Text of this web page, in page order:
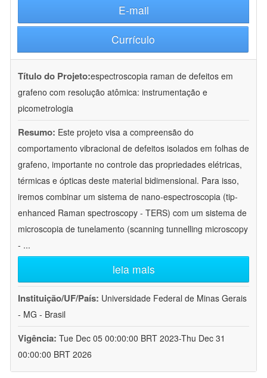
E-mail
Currículo
Título do Projeto:espectroscopia raman de defeitos em
grafeno com resolução atômica: instrumentação e
picometrologia
Resumo: Este projeto visa a compreensão do
comportamento vibracional de defeitos isolados em folhas de
grafeno, importante no controle das propriedades elétricas,
térmicas e ópticas deste material bidimensional. Para isso,
iremos combinar um sistema de nano-espectroscopia (tip-
enhanced Raman spectroscopy - TERS) com um sistema de
microscopia de tunelamento (scanning tunnelling microscopy
- ...
leia mais
Instituição/UF/País: Universidade Federal de Minas Gerais
- MG - Brasil
Vigência: Tue Dec 05 00:00:00 BRT 2023-Thu Dec 31
00:00:00 BRT 2026